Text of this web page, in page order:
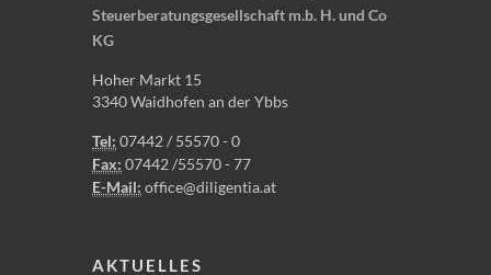
Steuerberatungsgesellschaft m.b. H. und Co
KG
Hoher Markt 15
3340 Waidhofen an der Ybbs
Tel: 07442 / 55570 - 0
Fax: 07442 /55570 - 77
E-Mail: office@diligentia.at
AKTUELLES